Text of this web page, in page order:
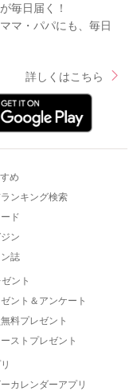
毎日届く！
マ・パパにも、毎日
詳しくはこちら
め
ンキング検索
ド
ン
誌
ント
ント＆アンケート
料プレゼント
ストプレゼント
カレンダーアプリ